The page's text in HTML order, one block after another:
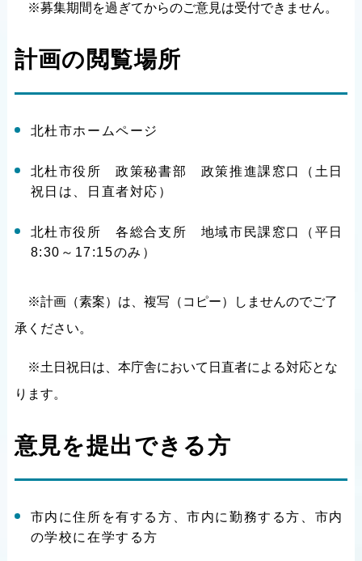
※募集期間を過ぎてからのご意見は受付できません。
計画の閲覧場所
北杜市ホームページ
北杜市役所 政策秘書部 政策推進課窓口（土日
祝日は、日直者対応）
北杜市役所 各総合支所 地域市民課窓口（平日
8:30～17:15のみ）
※計画（素案）は、複写（コピー）しませんのでご了
承ください。
※土日祝日は、本庁舎において日直者による対応とな
ります。
意見を提出できる方
市内に住所を有する方、市内に勤務する方、市内
の学校に在学する方